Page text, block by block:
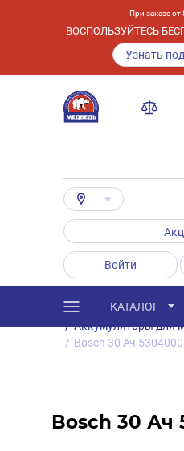
При заказе от
ВОСПОЛЬЗУЙТЕСЬ
Узнать
Войти
КАТАЛОГ
Каталог /
/ Аккумуляторы для
/ Bosch 30 Ач
Bosch 30 Ач